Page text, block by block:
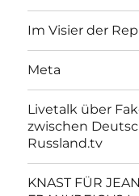
Im Visier der
Meta
Livetalk über
zwischen
Russland.tv
KNAST FÜR